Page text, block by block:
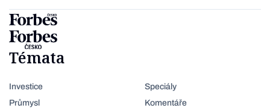
Témata
Investice
Průmysl
Speciály
Komentáře